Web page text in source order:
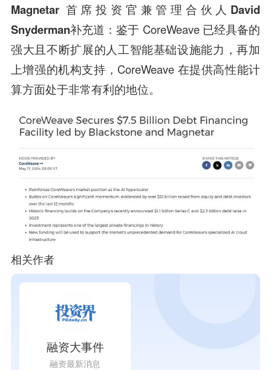
Magnetar 首席投资官兼管理合伙人David
Snyderman补充道：鉴于 CoreWeave 已经具备的
强大且不断扩展的人工智能基础设施能力，再加
上增强的机构支持，CoreWeave 在提供高性能计
算方面处于非常有利的地位。
相关作者
融资大事件
融资最新消息